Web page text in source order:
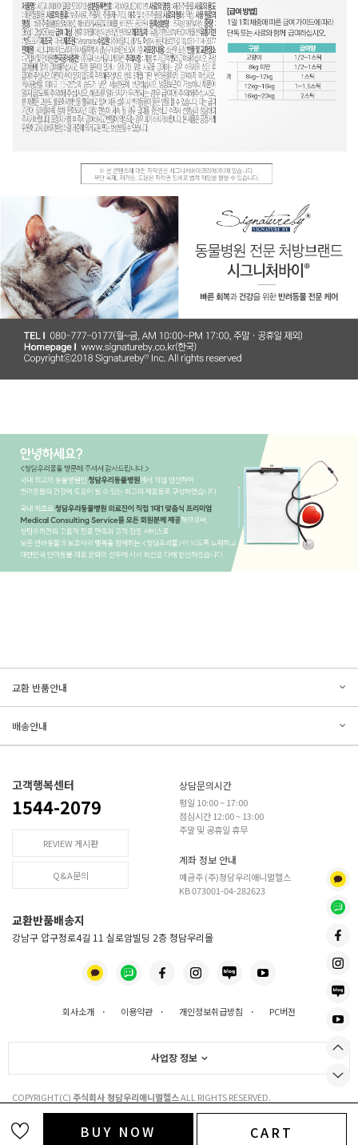
BUY NOW CART
교환 반품안내
배송안내
고객행복센터
1544-2079
REVIEW 게시판
Q&A문의
상담문의시간
평일 10:00 ~ 17:00
점심시간 12:00 ~ 13:00
주말 및 공휴일 휴무
계좌 정보 안내
예금주 (주)청담우리애니멀헬스
KB 073001-04-282623
교환반품배송지
강남구 압구정로4길 11 실로암빌딩 2층 청담우리몰
회사소개 · 이용약관 · 개인정보취급방침 · PC버전
사업장 정보
COPYRIGHT(C)주식회사 청담우리애니멀헬스ALL RIGHTS RESERVED.